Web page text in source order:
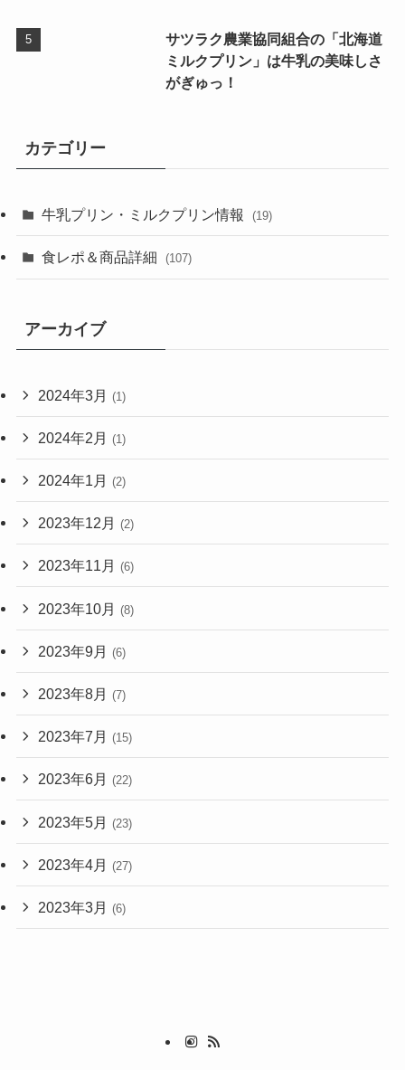
サツラク農業協同組合の「北海道
ミルクプリン」は牛乳の美味しさ
がぎゅっ！
カテゴリー
牛乳プリン・ミルクプリン情報 (19)
食レポ＆商品詳細 (107)
アーカイブ
2024年3月 (1)
2024年2月 (1)
2024年1月 (2)
2023年12月 (2)
2023年11月 (6)
2023年10月 (8)
2023年9月 (6)
2023年8月 (7)
2023年7月 (15)
2023年6月 (22)
2023年5月 (23)
2023年4月 (27)
2023年3月 (6)